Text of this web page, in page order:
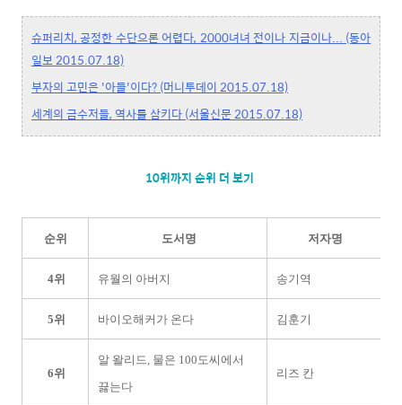
슈퍼리치, 공정한 수단으론 어렵다, 2000녀녀 전이나 지금이나... (동아
일보 2015.07.18)
부자의 고민은 '아들'이다? (머니투데이 2015.07.18)
세계의 금수저들, 역사를 삼키다 (서울신문 2015.07.18)
10위까지 순위 더 보기
순위 도서명 저자명
4위 유월의 아버지 송기역
5위 바이오해커가 온다 김훈기
6위
알 왈리드, 물은 100도씨에서
끓는다
리즈 칸